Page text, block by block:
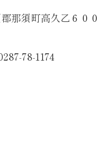
那須町高久乙６００
78-1174